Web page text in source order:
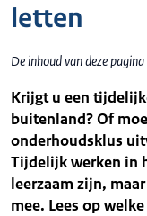
letten
De inhoud van deze
Krijgt u een
buitenland? Of
onderhoudsklus
Tijdelijk werken in
leerzaam zijn,
mee. Lees op